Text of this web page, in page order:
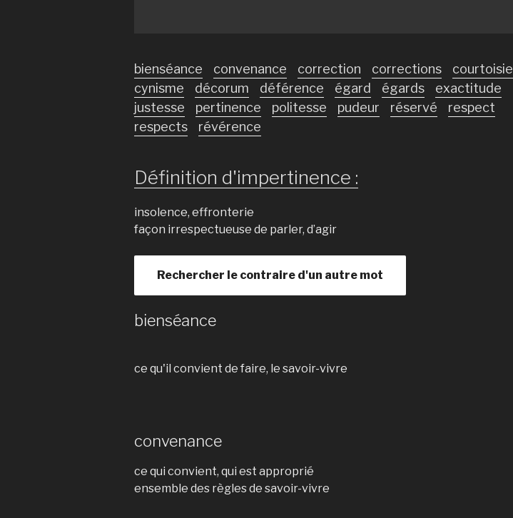
bienséance convenance correction corrections
courtoisie
cynisme
décorum déférence égard égards
exactitude
justesse
pertinence politesse pudeur réservé
respect
respects
révérence
Définition d'impertinence :
insolence, effronterie
façon irrespectueuse de parler, d’agir
Rechercher le contraire d'un autre mot
bienséance
ce qu'il convient de faire, le savoir-vivre
convenance
ce qui convient, qui est approprié
ensemble des règles de savoir-vivre